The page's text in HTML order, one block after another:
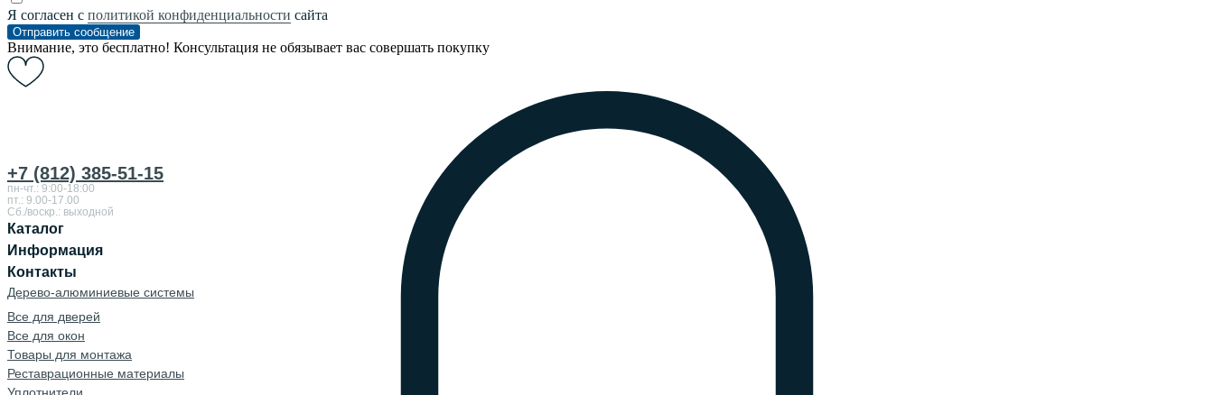
+7 (812) 385-51-15
пн-чт.: 9:00-18:00
пт.: 9.00-17.00
Сб./воскр.: выходной
Каталог
Информация
Контакты
Дерево-алюминиевые системы
Все для дверей
Все для окон
Товары для монтажа
Реставрационные материалы
Я согласен с политикой конфиденциальности сайта
Отправить сообщение
Внимание, это бесплатно! Консультация не обязывает вас совершать покупку